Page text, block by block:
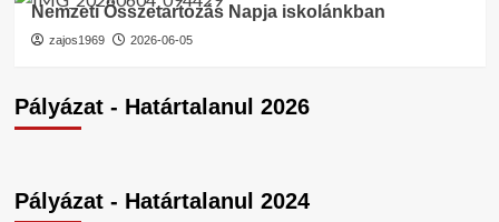
Nemzeti Összetartozás Napja iskolánkban
zajos1969 2026-06-05
Pályázat - Határtalanul 2026
Pályázat - Határtalanul 2024